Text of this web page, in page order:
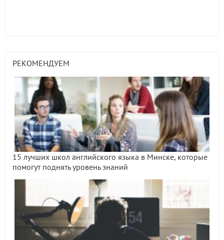
РЕКОМЕНДУЕМ
15 лучших школ английского языка в Минске, которые
помогут поднять уровень знаний